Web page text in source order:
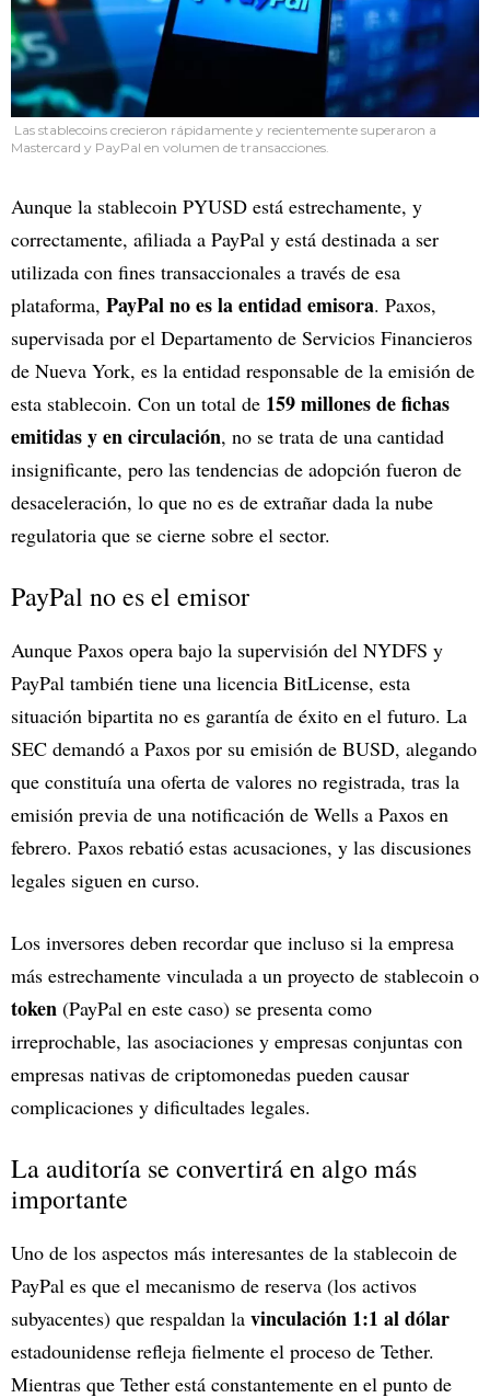
Las stablecoins crecieron rápidamente y recientemente superaron a
Mastercard y PayPal en volumen de transacciones.
Aunque la stablecoin PYUSD está estrechamente, y
correctamente, afiliada a PayPal y está destinada a ser
utilizada con fines transaccionales a través de esa
plataforma, PayPal no es la entidad emisora. Paxos,
supervisada por el Departamento de Servicios Financieros
de Nueva York, es la entidad responsable de la emisión de
esta stablecoin. Con un total de 159 millones de fichas
emitidas y en circulación, no se trata de una cantidad
insignificante, pero las tendencias de adopción fueron de
desaceleración, lo que no es de extrañar dada la nube
regulatoria que se cierne sobre el sector.
PayPal no es el emisor
Aunque Paxos opera bajo la supervisión del NYDFS y
PayPal también tiene una licencia BitLicense, esta
situación bipartita no es garantía de éxito en el futuro. La
SEC demandó a Paxos por su emisión de BUSD, alegando
que constituía una oferta de valores no registrada, tras la
emisión previa de una notificación de Wells a Paxos en
febrero. Paxos rebatió estas acusaciones, y las discusiones
legales siguen en curso.
Los inversores deben recordar que incluso si la empresa
más estrechamente vinculada a un proyecto de stablecoin o
token (PayPal en este caso) se presenta como
irreprochable, las asociaciones y empresas conjuntas con
empresas nativas de criptomonedas pueden causar
complicaciones y dificultades legales.
La auditoría se convertirá en algo más
importante
Uno de los aspectos más interesantes de la stablecoin de
PayPal es que el mecanismo de reserva (los activos
subyacentes) que respaldan la vinculación 1:1 al dólar
estadounidense refleja fielmente el proceso de Tether.
Mientras que Tether está constantemente en el punto de